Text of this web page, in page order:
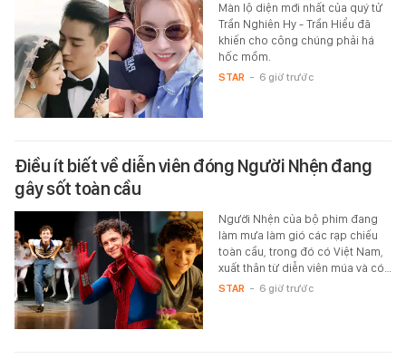
Màn lộ diện mới nhất của quý tử
Trần Nghiên Hy - Trần Hiểu đã
khiến cho công chúng phải há
hốc mồm.
STAR - 6 giờ trước
Điều ít biết về diễn viên đóng Người Nhện đang
gây sốt toàn cầu
Người Nhện của bộ phim đang
làm mưa làm gió các rạp chiếu
toàn cầu, trong đó có Việt Nam,
xuất thân từ diễn viên múa và có…
STAR - 6 giờ trước